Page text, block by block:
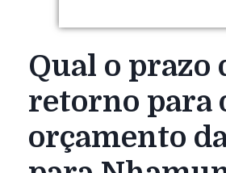
Qual o prazo
retorno para
orçamento